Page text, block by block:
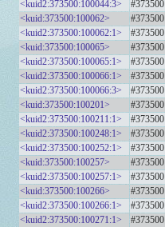
<kuid2:373500:100044:3>
#373500
<kuid:373500:100062>
#373500
<kuid2:373500:100062:1>
#373500
<kuid:373500:100065>
#373500
<kuid2:373500:100065:1>
#373500
<kuid2:373500:100066:1>
#373500
<kuid2:373500:100066:3>
#373500
<kuid:373500:100201>
#373500
<kuid2:373500:100211:1>
#373500
<kuid2:373500:100248:1>
#373500
<kuid2:373500:100252:1>
#373500
<kuid:373500:100257>
#373500
<kuid2:373500:100257:1>
#373500
<kuid:373500:100266>
#373500
<kuid2:373500:100266:1>
#373500
<kuid2:373500:100271:1>
#373500